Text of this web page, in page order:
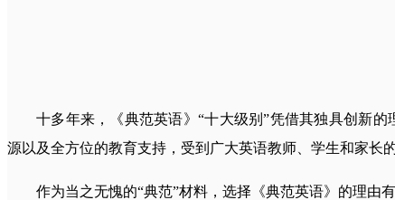
十多年来，《典范英语》“十大级别”凭借其独具创新
源以及全方位的教育支持，受到广大英语教师、学生和家长
作为当之无愧的“典范”材料，选择《典范英语》的理由